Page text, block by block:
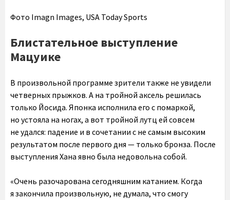
Фото Imagn Images, USA Today Sports
Блистательное выступление
Мацуике
В произвольной программе зрители также не увидели
четверных прыжков. А на тройной аксель решилась
только Йосида. Японка исполнила его с помаркой,
но устояла на ногах, а вот тройной лутц ей совсем
не удался: падение и в сочетании с не самым высоким
результатом после первого дня — только бронза. После
выступления Хана явно была недовольна собой.
«Очень разочарована сегодняшним катанием. Когда
я закончила произвольную, не думала, что смогу